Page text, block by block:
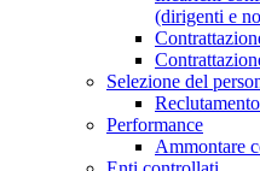
(dirigenti e
Selezione del
Performance
Ammontare